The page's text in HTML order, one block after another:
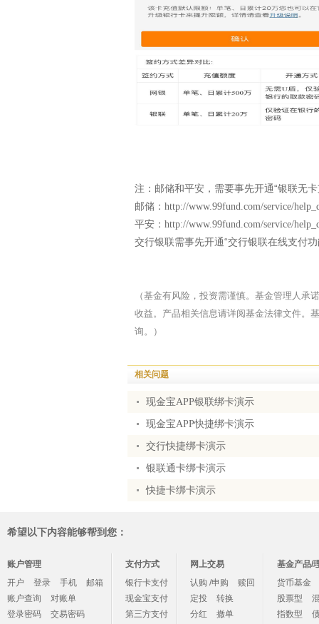
注：邮储和平安，需要事先开通“银联无
邮储： http://www.99fund.com/service/
平安： http://www.99fund.com/service/
交行银联需事先开通“交行银联在线支付功
（基金有风险，投资需谨慎。基金管理人
收益。产品相关信息请详阅基金法律文件。
询。）
相关问题
现金宝APP银联绑卡演示
现金宝APP快捷绑卡演示
交行快捷绑卡演示
银联通卡绑卡演示
快捷卡绑卡演示
希望以下内容能够帮到您：
账户管理
开户
登录 手机
邮箱
账户查询
对账单
登录密码
交易密码
支付方式
银行卡支付
现金宝支付
第三方支付
网上交易
认购 /申购
赎回
定投
转换
分红
撤单
基金产品/
货币基金
股票型
指数型